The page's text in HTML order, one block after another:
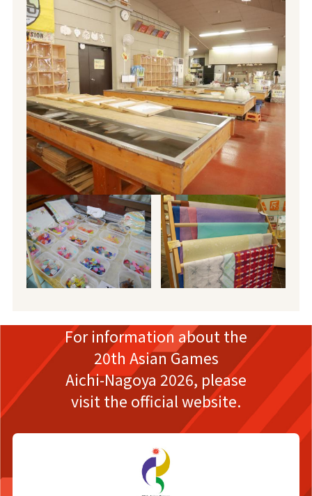
For information about the
20th Asian Games
Aichi-Nagoya 2026, please
visit the official website.